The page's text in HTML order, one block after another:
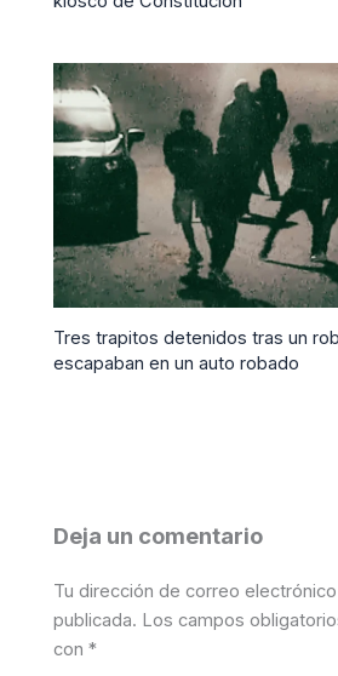
Tres trapitos detenidos tras un
escapaban en un auto robado
Deja un comentario
Tu dirección de correo
publicada. Los campos
con*